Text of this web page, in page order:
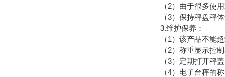
（2）由于很多使
（3）保持秤盘秤
3.维护保养：
（1）该产品不能
（2）称重显示控
（3）定期打开秤
（4）电子台秤的